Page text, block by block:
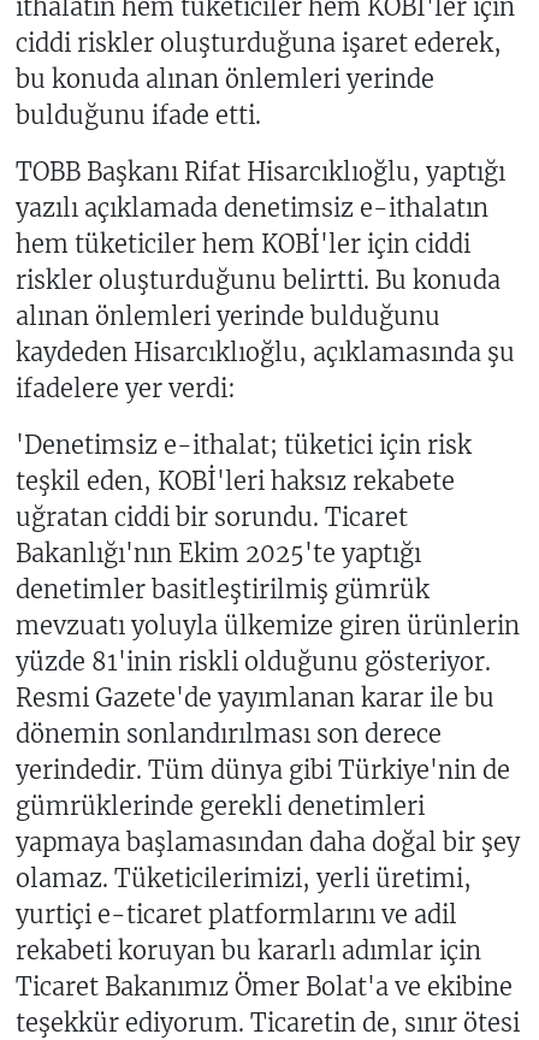
ithalatın hem tüketiciler hem KOBİ'ler için
ciddi riskler oluşturduğuna işaret ederek,
bu konuda alınan önlemleri yerinde
bulduğunu ifade etti.
TOBB Başkanı Rifat Hisarcıklıoğlu, yaptığı
yazılı açıklamada denetimsiz e-ithalatın
hem tüketiciler hem KOBİ'ler için ciddi
riskler oluşturduğunu belirtti. Bu konuda
alınan önlemleri yerinde bulduğunu
kaydeden Hisarcıklıoğlu, açıklamasında şu
ifadelere yer verdi:
'Denetimsiz e-ithalat; tüketici için risk
teşkil eden, KOBİ'leri haksız rekabete
uğratan ciddi bir sorundu. Ticaret
Bakanlığı'nın Ekim 2025'te yaptığı
denetimler basitleştirilmiş gümrük
mevzuatı yoluyla ülkemize giren ürünlerin
yüzde 81'inin riskli olduğunu gösteriyor.
Resmi Gazete'de yayımlanan karar ile bu
dönemin sonlandırılması son derece
yerindedir. Tüm dünya gibi Türkiye'nin de
gümrüklerinde gerekli denetimleri
yapmaya başlamasından daha doğal bir şey
olamaz. Tüketicilerimizi, yerli üretimi,
yurtiçi e-ticaret platformlarını ve adil
rekabeti koruyan bu kararlı adımlar için
Ticaret Bakanımız Ömer Bolat'a ve ekibine
teşekkür ediyorum. Ticaretin de, sınır ötesi